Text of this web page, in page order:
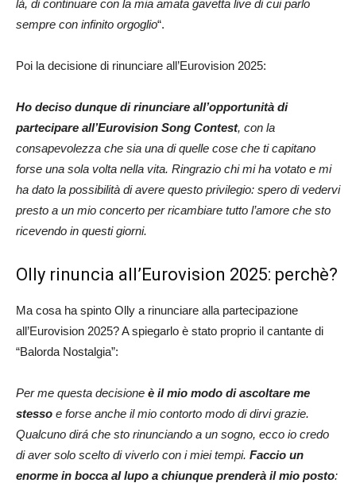
là, di continuare con la mia amata gavetta live di cui parlo
sempre con infinito orgoglio“.
Poi la decisione di rinunciare all’Eurovision 2025:
Ho deciso dunque di rinunciare all’opportunità di
partecipare all’Eurovision Song Contest, con la
consapevolezza che sia una di quelle cose che ti capitano
forse una sola volta nella vita. Ringrazio chi mi ha votato e mi
ha dato la possibilità di avere questo privilegio: spero di vedervi
presto a un mio concerto per ricambiare tutto l’amore che sto
ricevendo in questi giorni.
Olly rinuncia all’Eurovision 2025: perchè?
Ma cosa ha spinto Olly a rinunciare alla partecipazione
all’Eurovision 2025? A spiegarlo è stato proprio il cantante di
“Balorda Nostalgia”:
Per me questa decisione è il mio modo di ascoltare me
stesso e forse anche il mio contorto modo di dirvi grazie.
Qualcuno dirá che sto rinunciando a un sogno, ecco io credo
di aver solo scelto di viverlo con i miei tempi. Faccio un
enorme in bocca al lupo a chiunque prenderà il mio posto: